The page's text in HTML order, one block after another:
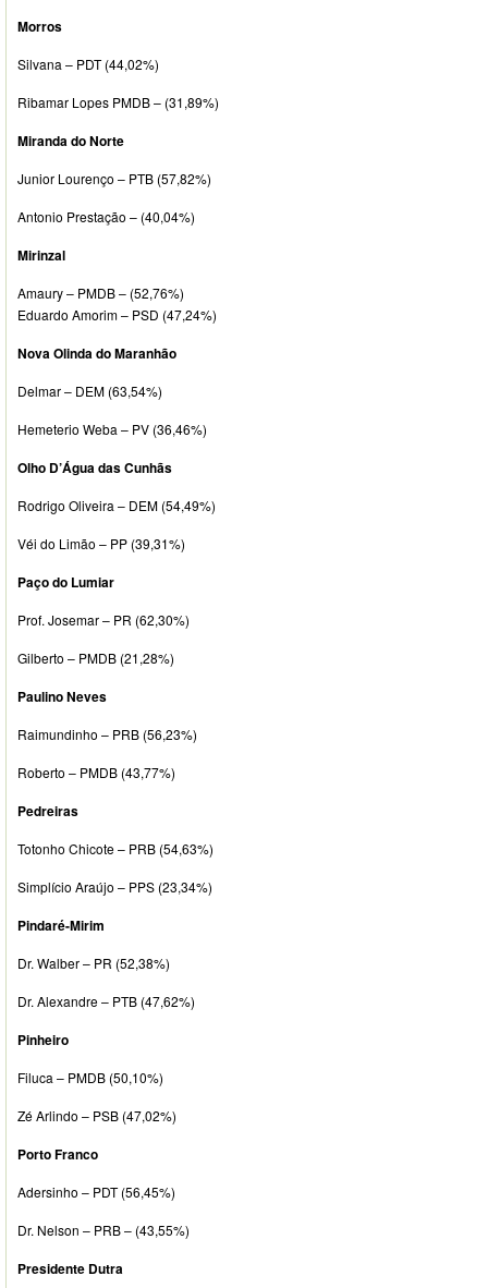
Morros
Silvana – PDT (44,02%)
Ribamar Lopes PMDB – (31,89%)
Miranda do Norte
Junior Lourenço – PTB (57,82%)
Antonio Prestação – (40,04%)
Mirinzal
Amaury – PMDB – (52,76%)
Eduardo Amorim – PSD (47,24%)
Nova Olinda do Maranhão
Delmar – DEM (63,54%)
Hemeterio Weba – PV (36,46%)
Olho D’Água das Cunhãs
Rodrigo Oliveira – DEM (54,49%)
Véi do Limão – PP (39,31%)
Paço do Lumiar
Prof. Josemar – PR (62,30%)
Gilberto – PMDB (21,28%)
Paulino Neves
Raimundinho – PRB (56,23%)
Roberto – PMDB (43,77%)
Pedreiras
Totonho Chicote – PRB (54,63%)
Simplício Araújo – PPS (23,34%)
Pindaré-Mirim
Dr. Walber – PR (52,38%)
Dr. Alexandre – PTB (47,62%)
Pinheiro
Filuca – PMDB (50,10%)
Zé Arlindo – PSB (47,02%)
Porto Franco
Adersinho – PDT (56,45%)
Dr. Nelson – PRB – (43,55%)
Presidente Dutra